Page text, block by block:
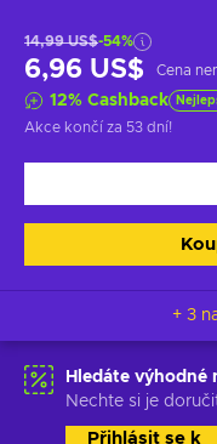
14,99 US$-54%
6,96 US$ Cena
12% Cashback
Akce končí za 53 dní!
+
Hledáte výhodné
Nechte si je
Přihlásit se k